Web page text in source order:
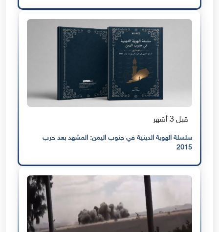
قبل 3 أشهر
سلسلة الهوية الدينية في جنوب اليمن: المشهد بعد حرب
2015